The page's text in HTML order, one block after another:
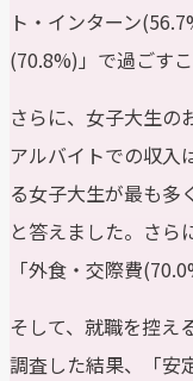
ト・インターン
(70.8%)」で過ごす
さらに、女子大生の
アルバイトでの収入
る女子大生が最も多
と答えました。さら
「外食・交際費
そして、就職を控え
調査した結果、「安